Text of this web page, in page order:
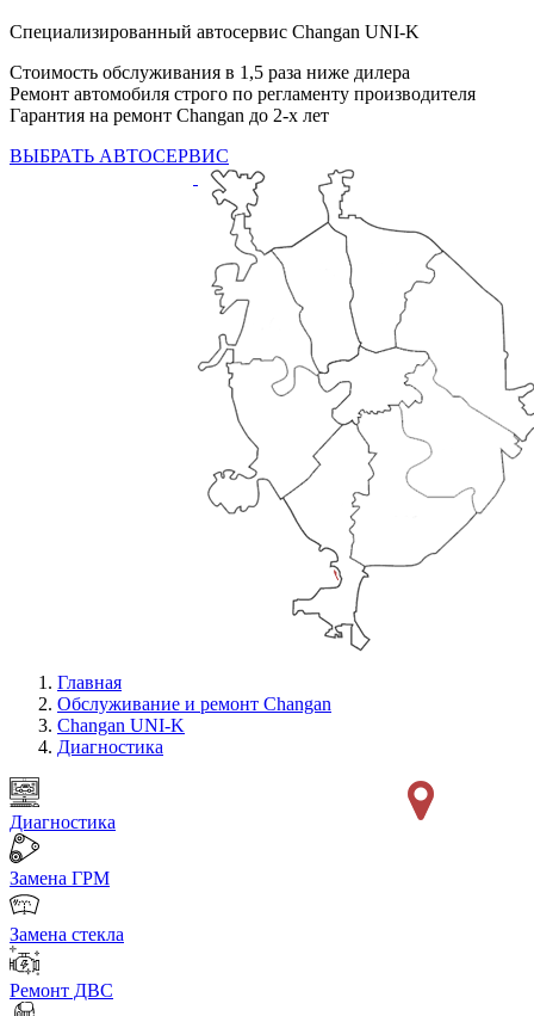
Специализированный автосервис Changan UNI-K
Стоимость обслуживания в 1,5 раза ниже дилера
Ремонт автомобиля строго по регламенту производителя
Гарантия на ремонт Changan до 2-х лет
ВЫБРАТЬ АВТОСЕРВИС
Главная
Обслуживание и ремонт Changan
Changan UNI-K
Диагностика
Диагностика
Замена ГРМ
Замена стекла
Ремонт ДВС